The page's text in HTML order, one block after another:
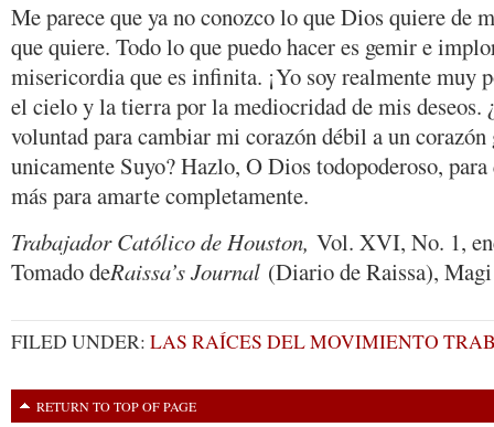
Me parece que ya no conozco lo que Dios quiere de
que quiere. Todo lo que puedo hacer es gemir e
misericordia que es infinita. ¡Yo soy realmente muy
el cielo y la tierra por la mediocridad de mis deseos.
voluntad para cambiar mi corazón débil a un corazón
unicamente Suyo? Hazlo, O Dios todopoderoso,
más para amarte completamente.
Trabajador Católico de Houston, Vol. XVI, No. 1,
Tomado deRaissa’s Journal (Diario de Raissa),
FILED UNDER: LAS RAÍCES DEL MOVIMIENTO
RETURN TO TOP OF PAGE